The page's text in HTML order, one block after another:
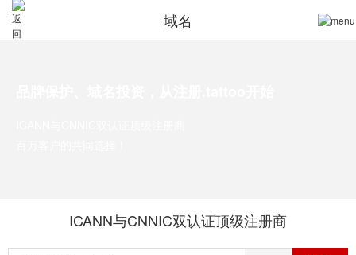
域名
ICANN与CNNIC双认证顶级注册商